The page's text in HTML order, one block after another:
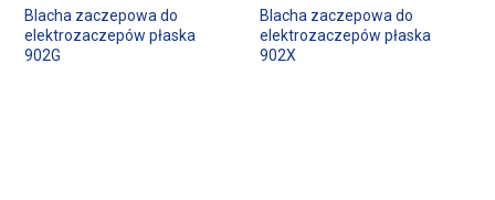
Blacha zaczepowa do
elektrozaczepów płaska
902G
Blacha zaczepowa do
elektrozaczepów płaska
902X